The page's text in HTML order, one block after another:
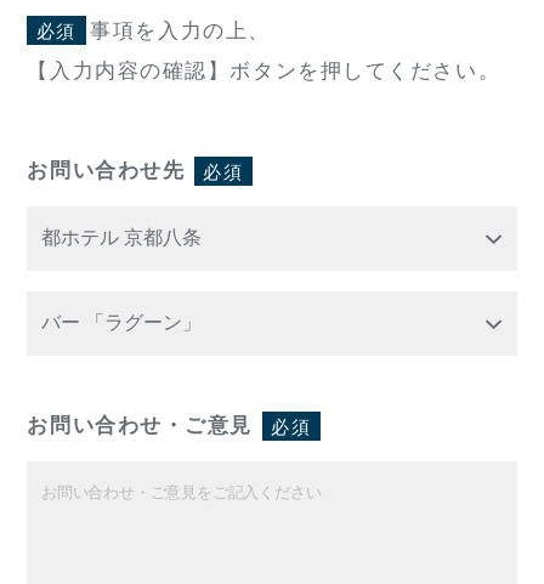
必須
事項を入力の上、
【入力内容の確認】ボタンを押してください。
お問い合わせ先 必須
お問い合わせ・ご意見 必須